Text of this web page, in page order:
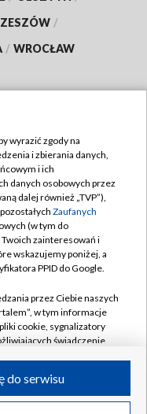
/
/ WROCŁAW
w likwidacji
wyrazić zgody na
i zbierania danych,
i ich
danych osobowych przez
dalej również „TVP”),
Zaufanych
(w tym do
zainteresowań i
wskazujemy poniżej, a
PPID do Google.
przez Ciebie naszych
w tym informacje
cookie, sygnalizatory
świadczenie
do serwisu